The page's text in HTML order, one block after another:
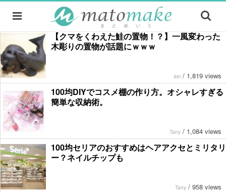
【クマをくわえた鮭の置物！？】一風変わった
木彫りの置物が話題にｗｗｗ
.kei / 1,819 views
100均DIYでコスメ棚の作り方。オシャレすぎる
簡単な収納術。
Tany / 1,084 views
100均セリアのおすすめはヘアアクセとミリタリ
ー？ネイルチップも
Tany / 958 views